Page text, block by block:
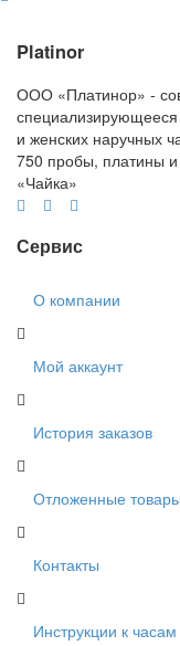
Platinor
ООО «Платинор» -
специализирующееся
и женских наручных
750 пробы, платины
«Чайка»
Сервис
О компании
Мой аккаунт
История заказов
Отложенные товары
Контакты
Инструкции к часам